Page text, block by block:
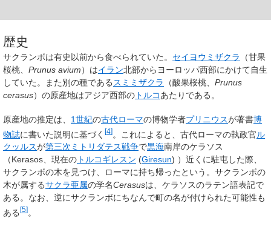
歴史
サクランボは有史以前から食べられていた。 セイヨウミザクラ
（甘果
桜桃、 Prunus avium）はイラン北部からヨーロッパ西部にかけて自生
していた。また別の種であるスミミザクラ （酸果桜桃、 Prunus
cerasus）の原産地はアジア西部の トルコあたりである。
原産地の推定は、 1世紀の古代ローマの博物学者プリニウスが著書博
物誌に書いた説明に基づく [4]。これによると、古代ローマの執政官ル
クッルスが第三次ミトリダテス戦争で黒海南岸のケラソス
（Kerasos、現在の トルコギレスン (Giresun) ）近くに駐屯した際、
サクランボの木を見つけ、ローマに持ち帰ったという。サクランボの
木が属するサクラ亜属の学名Cerasusは、ケラソスのラテン語表記で
ある。なお、逆にサクランボにちなんで町の名が付けられた可能性も
ある [5] 。